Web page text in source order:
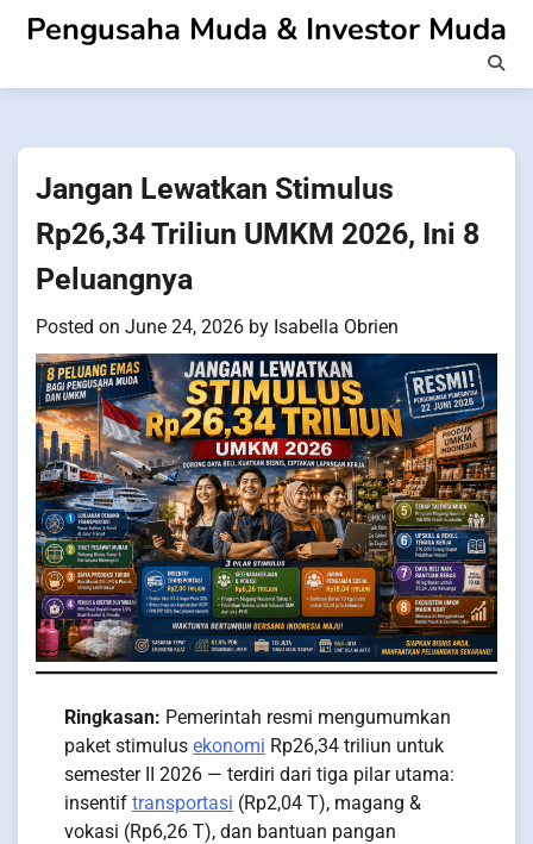
SkipPengusaha Muda & Investor Muda
Jangan Lewatkan Stimulus
Rp26,34 Triliun UMKM 2026, Ini 8
Peluangnya
Posted on June 24, 2026 by Isabella Obrien
Ringkasan: Pemerintah resmi mengumumkan
paket stimulus ekonomi Rp26,34 triliun untuk
semester II 2026 — terdiri dari tiga pilar utama:
insentif transportasi (Rp2,04 T), magang &
vokasi (Rp6,26 T), dan bantuan pangan